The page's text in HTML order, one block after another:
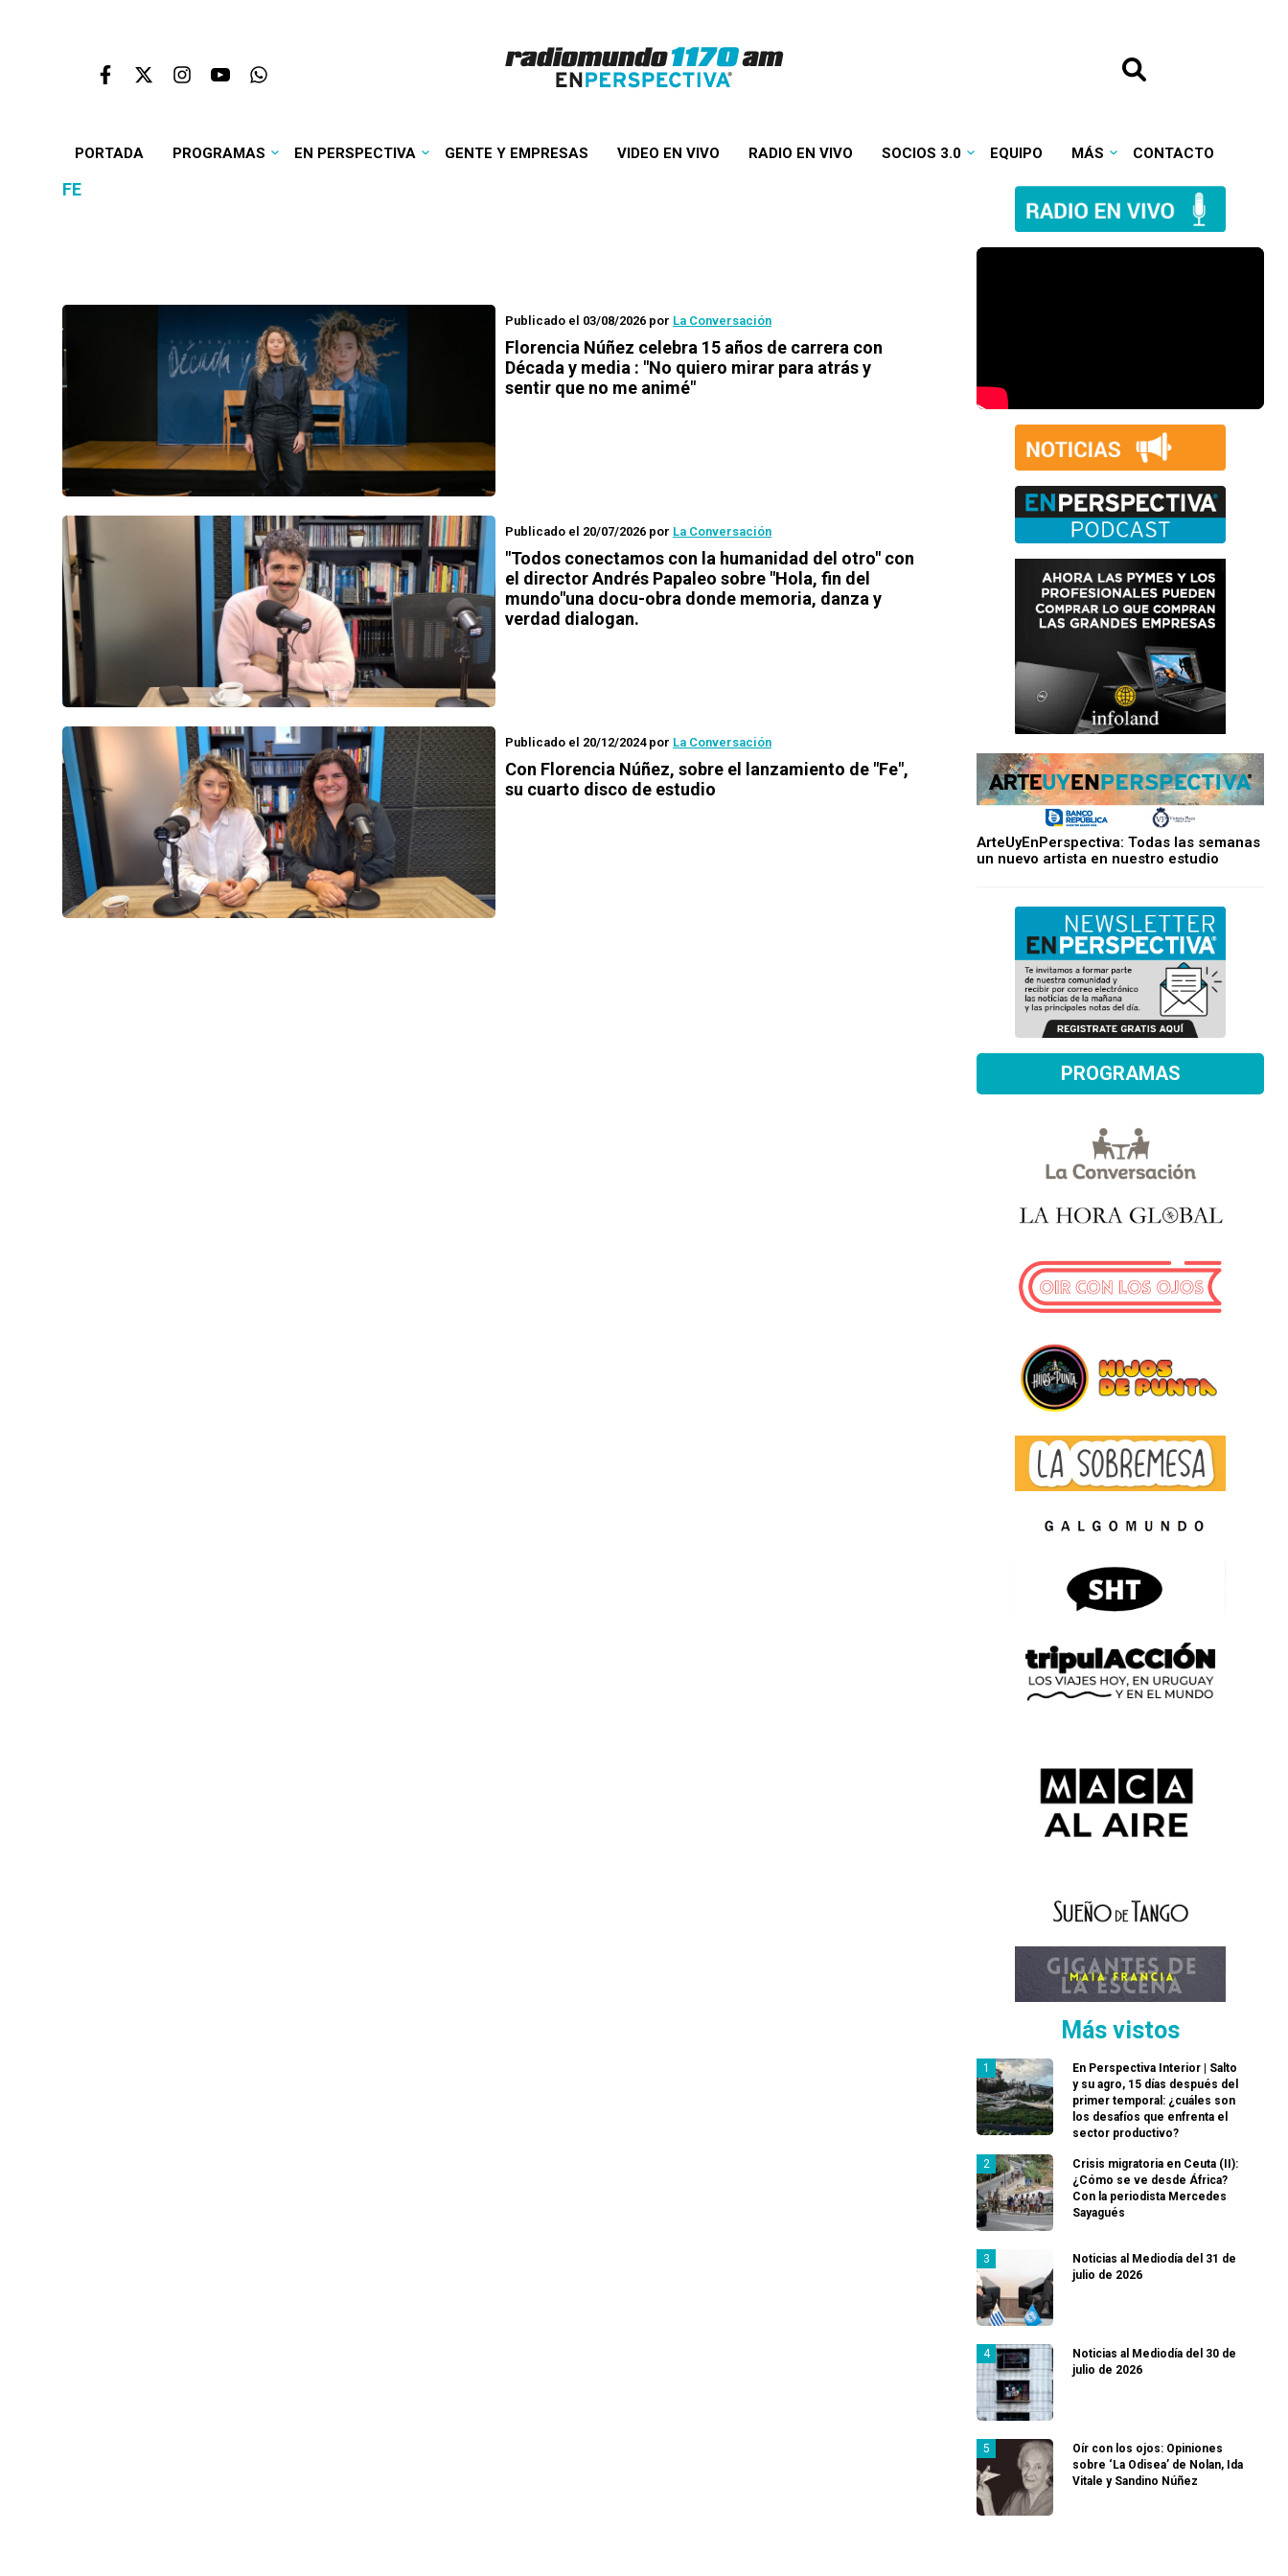
PORTADA PROGRAMAS EN PERSPECTIVA GENTE Y EMPRESAS VIDEO EN VIVO RADIO EN VIVO SOCIOS 3.0 EQUIPO MÁS CONTACTO
FE
Publicado el 03/08/2026 por La Conversación
Florencia Núñez celebra 15 años de carrera con
Década y media : "No quiero mirar para atrás y
sentir que no me animé"
Publicado el 20/07/2026 por La Conversación
"Todos conectamos con la humanidad del otro" con
el director Andrés Papaleo sobre "Hola, fin del
mundo"una docu-obra donde memoria, danza y
verdad dialogan.
Publicado el 20/12/2024por La Conversación
Con Florencia Núñez, sobre el lanzamiento de "Fe",
su cuarto disco de estudio
ArteUyEnPerspectiva: Todas las semanas
un nuevo artista en nuestro estudio
PROGRAMAS
Más vistos
En Perspectiva Interior | Salto
y su agro, 15 días después del
primer temporal: ¿cuáles son
los desafíos que enfrenta el
sector productivo?
Crisis migratoria en Ceuta (II):
¿Cómo se ve desde África?
Con la periodista Mercedes
Sayagués
Noticias al Mediodía del 31 de
julio de 2026
Noticias al Mediodía del 30 de
julio de 2026
Oír con los ojos: Opiniones
sobre ‘La Odisea’ de Nolan, Ida
Vitale y Sandino Núñez